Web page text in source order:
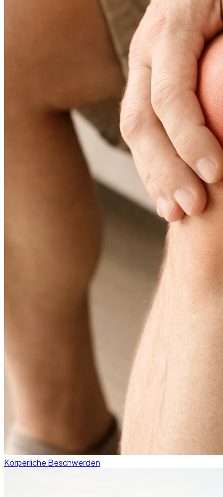
Körperliche Beschwerden